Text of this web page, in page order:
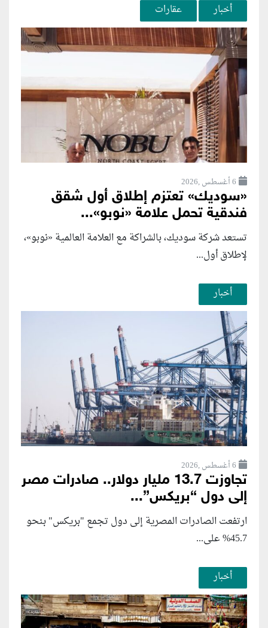
أخبار عقارات
6 أغسطس ,2026
«سوديك» تعتزم إطلاق أول شقق
فندقية تحمل علامة «نوبو»...
تستعد شركة سوديك، بالشراكة مع العلامة العالمية «نوبو»،
لإطلاق أول...
أخبار
6 أغسطس ,2026
تجاوزت 13.7 مليار دولار.. صادرات مصر
إلى دول “بريكس”...
ارتفعت الصادرات المصرية إلى دول تجمع "بريكس" بنحو
45.7% على...
أخبار